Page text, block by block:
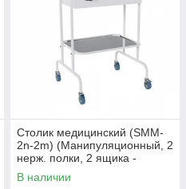
Столик медицинский (SMM-
2n-2m) (Манипуляционный, 2
нерж. полки, 2 ящика -
металл) С замком
В наличии